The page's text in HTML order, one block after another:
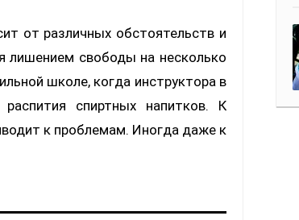
от различных обстоятельств и
лишением свободы на несколько
школе, когда инструктора в
спиртных напитков. К
к проблемам. Иногда даже к